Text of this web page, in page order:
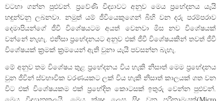
වටහා ගන්න පුළුවන්. ප්‍රවේණි විද්‍යාවට අනුව මෙය ප්‍රභේදනය යැයි
හඳුන්වනු ලබනවා. නමුත් යම් ජීවියෙකුගෙන් බිහි වන දරු පරම්පරාව
දෙමාපියන්ගේ ජීවී විශේෂයටම අයත් වෙනවා මිස නව විශේෂයක්
වන්නේ නැහැ. එනිසා ප්‍රභේදනයට අනුව එක් ජීවී විශේෂයකින් තවත් ජීවී
විශේෂයක් ක්‍රමක් ක්‍රමයෙන් ඇති වුනා යැයි පවසන්න බැහැ.
මේ අනුව තම විශේෂය තුළ ප්‍රභේදනය විය හැකි නිසාත් මෙම ප්‍රභේදනය
වුන ජීවින් ස්වභාවික වරණයකට ලක් විය හැකි නිසාත් කාලයක් ගත වන
විට එක් විශේෂයකම එක් ප්‍රභේදිත කොටසක් ඉතුරු වෙන්න පුළුවන්.